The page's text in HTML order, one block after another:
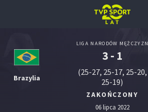
Brazylia
LIGA NARODÓW MĘŻCZYZN
3 - 1
(25-27, 25-17, 25-20,
25-19)
ZAKOŃCZONY
06 lipca 2022